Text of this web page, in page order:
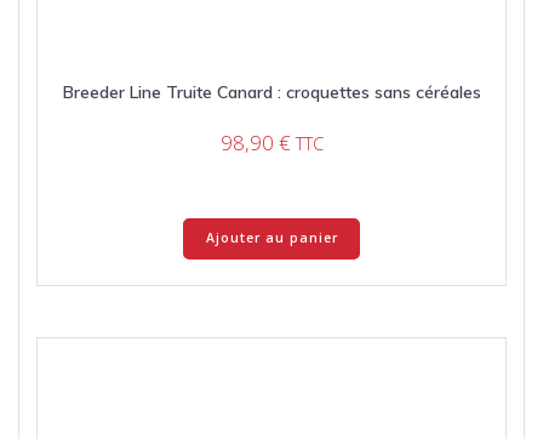
Breeder Line Truite Canard : croquettes sans céréales
98,90 € TTC
Ajouter au panier